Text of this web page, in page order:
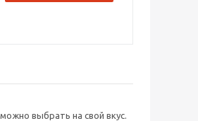
выбрать на свой вкус.